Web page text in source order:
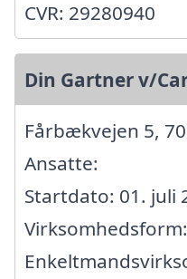
CVR: 29280940
Din Gartner v/
Fårbækvejen 5,
Ansatte:
Startdato: 01. juli
Virksomhedsform: